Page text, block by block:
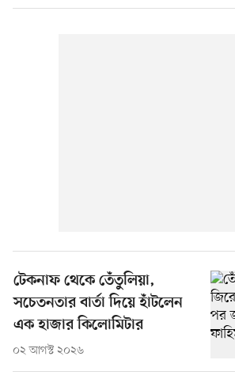
টেকনাফ থেকে তেঁতুলিয়া,
সচেতনতার বার্তা দিয়ে হাঁটলেন
এক হাজার কিলোমিটার
০২ আগস্ট ২০২৬